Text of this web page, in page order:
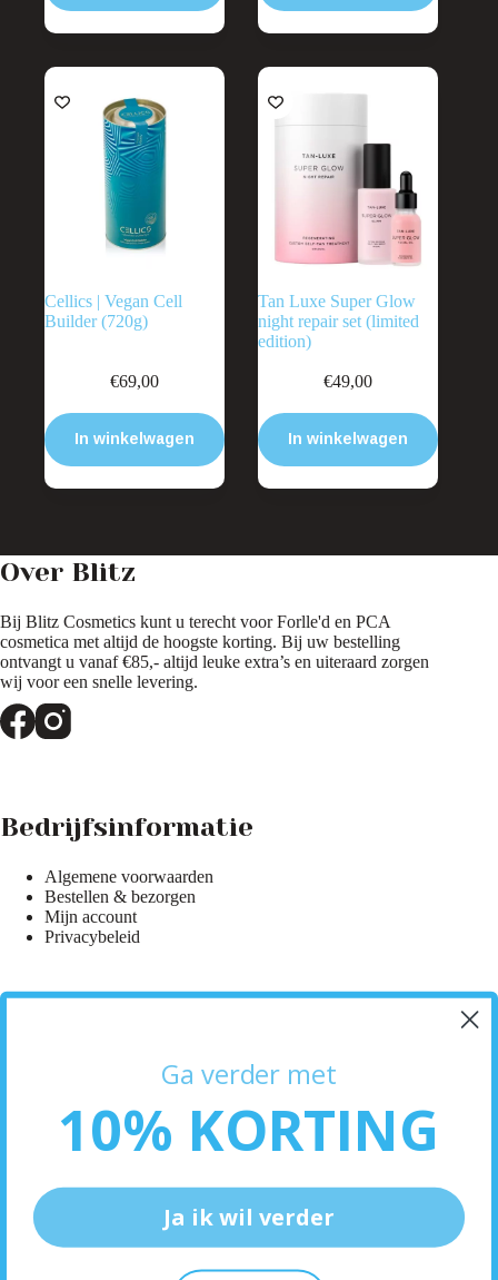
Cellics | Vegan Cell
Builder (720g)
€69,00
In winkelwagen
Tan Luxe Super Glow
night repair set (limited
edition)
€49,00
In winkelwagen
Over Blitz
Bij Blitz Cosmetics kunt u terecht voor Forlle'd en PCA
cosmetica met altijd de hoogste korting. Bij uw bestelling
ontvangt u vanaf €85,- altijd leuke extra’s en uiteraard zorgen
wij voor een snelle levering.
Bedrijfsinformatie
Algemene voorwaarden
Bestellen & bezorgen
Mijn account
Privacybeleid
Retourneren
Neem contact op
Ontdek meer
Ga verder met
10% KORTING
Ja ik wil verder